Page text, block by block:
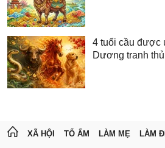
4 tuổi cầu được
Dương tranh
XÃ HỘI TỔ ẤM LÀM MẸ LÀM